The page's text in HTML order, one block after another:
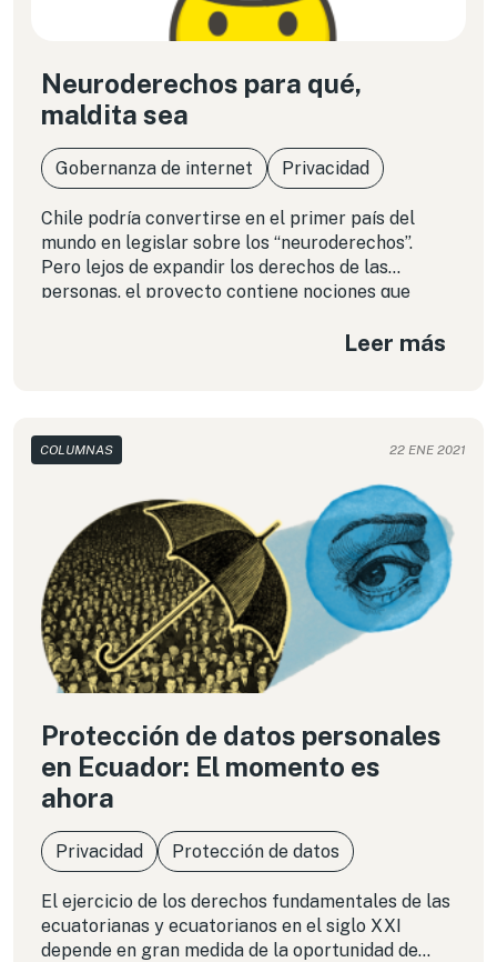
Neuroderechos para qué,
maldita sea
Gobernanza de internet Privacidad
Chile podría convertirse en el primer país del
mundo en legislar sobre los “neuroderechos”.
Pero lejos de expandir los derechos de las
personas, el proyecto contiene nociones que
reconocidos en el sistema universal yLeer más
COLUMNAS 22 ENE 2021
Protección de datos personales
en Ecuador: El momento es
ahora
Privacidad Protección de datos
El ejercicio de los derechos fundamentales de las
ecuatorianas y ecuatorianos en el siglo XXI
depende en gran medida de la oportunidad de